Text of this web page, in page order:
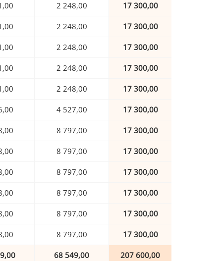
2 248,00 17 300,00
2 248,00 17 300,00
2 248,00 17 300,00
2 248,00 17 300,00
2 248,00 17 300,00
4 527,00 17 300,00
8 797,00 17 300,00
8 797,00 17 300,00
8 797,00 17 300,00
8 797,00 17 300,00
8 797,00 17 300,00
8 797,00 17 300,00
68 549,00 207 600,00